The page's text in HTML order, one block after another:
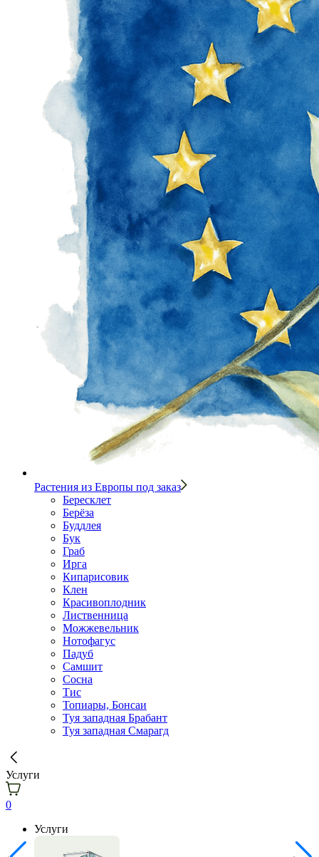
Растения из Европы под заказ
Бересклет
Берёза
Буддлея
Бук
Граб
Ирга
Кипарисовик
Клен
Красивоплодник
Лиственница
Можжевельник
Нотофагус
Падуб
Самшит
Сосна
Тис
Топиары, Бонсаи
Туя западная Брабант
Туя западная Смарагд
Услуги
0
Услуги